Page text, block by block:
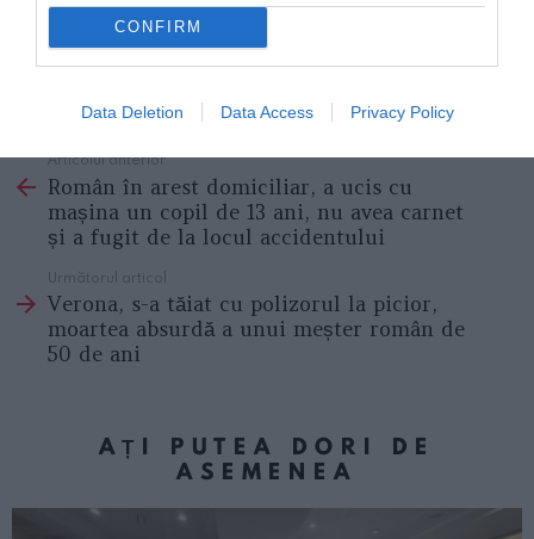
CONFIRM
Data Deletion Data Access Privacy Policy
informații despre soarta lui Marcel și că misterul
dispariției sale va fi dezlegat.
ROMANI IN ITALIA
See
more
Articolul anterior
Român în arest domiciliar, a ucis cu
mașina un copil de 13 ani, nu avea carnet
și a fugit de la locul accidentului
Următorul articol
Verona, s-a tăiat cu polizorul la picior,
moartea absurdă a unui meșter român de
50 de ani
AȚI PUTEA DORI DE
ASEMENEA